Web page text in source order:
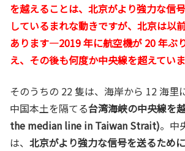
を越えることは、北京がより強力な信
しているまれな動きですが、北京は以
あります—2019 年に航空機が 20 年ぶ
え、その後も何度か中央線を超えていま
そのうちの 22 隻は、海岸から 12 海里
中国本土を隔てる台湾海峡の中央線を
the median line in Taiwan Strait)。中
は、 北京がより強力な信号を送るため